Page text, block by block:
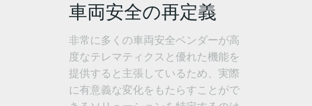
車両安全の再定義
非常に多くの車両安全ベンダーが高
度なテレマティクスと優れた機能を
提供すると主張しているため、実際
に有意義な変化をもたらすことがで